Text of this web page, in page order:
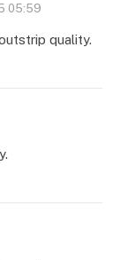
05:59
quality.